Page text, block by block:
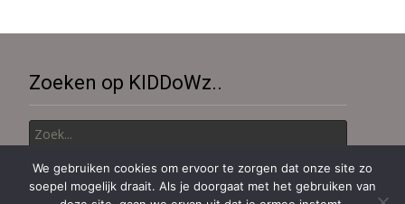
Zoeken op KIDDoWz..
Zoek
naar:
We gebruiken cookies om ervoor te zorgen dat onze site zo
soepel mogelijk draait. Als je doorgaat met het gebruiken van